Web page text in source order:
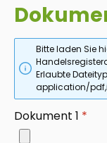
Bitte laden Sie
Erlaubte
application/
Dokument 1 *